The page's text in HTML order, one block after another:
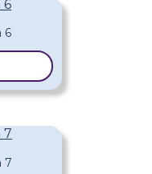
6
7